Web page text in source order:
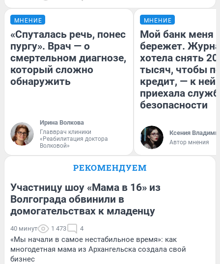
МНЕНИЕ
«Спуталась речь, понес
пургу». Врач — о
смертельном диагнозе,
который сложно
обнаружить
Ирина Волкова
Главврач клиники
«Реабилитация доктора
Волковой»
МНЕНИЕ
Мой банк меня
бережет.
хотела снять
тысяч, чтобы
кредит, — к
приехала
безопасности
Ксения
Автор мнения
РЕКОМЕНДУЕМ
Участницу шоу «Мама в 16» из
Волгограда обвинили в
домогательствах к младенцу
40 минут 1 473 4
«Мы начали в самое нестабильное время»: как
многодетная мама из Архангельска создала свой
бизнес